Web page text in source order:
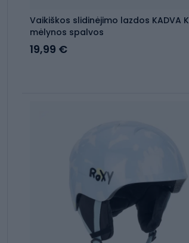
Vaikiškos slidinėjimo lazdos KADVA
mėlynos spalvos
19,99 €